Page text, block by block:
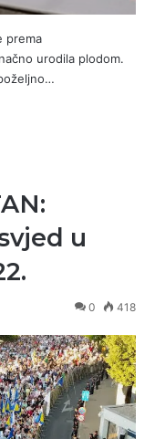
prema
urodila plodom.
u
0 418